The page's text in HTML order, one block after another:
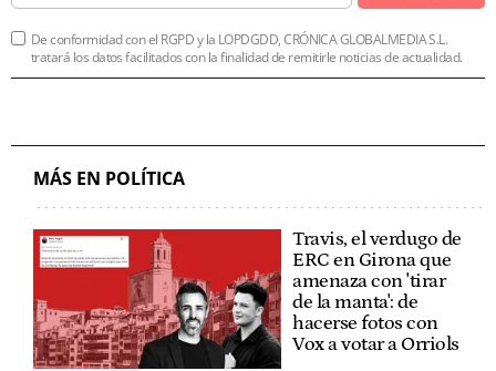
De conformidad con el RGPD y la LOPDGDD, CRÓNICA GLOBALMEDIA S.L.
tratará los datos facilitados con la finalidad de remitirle noticias de actualidad.
MÁS EN POLÍTICA
Travis, el verdugo de
ERC en Girona que
amenaza con 'tirar
de la manta': de
hacerse fotos con
Vox a votar a Orriols